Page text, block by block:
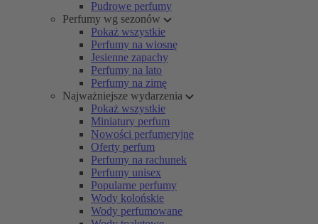
Pudrowe perfumy
Perfumy wg sezonów
Pokaż wszystkie
Perfumy na wiosnę
Jesienne zapachy
Perfumy na lato
Perfumy na zimę
Najważniejsze wydarzenia
Pokaż wszystkie
Miniatury perfum
Nowości perfumeryjne
Oferty perfum
Perfumy na rachunek
Perfumy unisex
Popularne perfumy
Wody kolońskie
Wody perfumowane